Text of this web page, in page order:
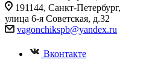
191144, Санкт-Петербург,
улица 6-я Советская, д.32
vagonchikspb@yandex.ru
Вконтакте